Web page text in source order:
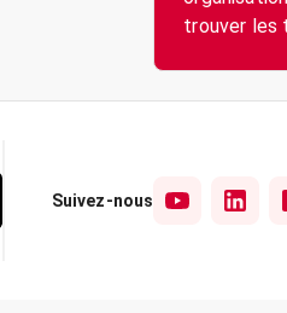
trouver les
Suivez-nous